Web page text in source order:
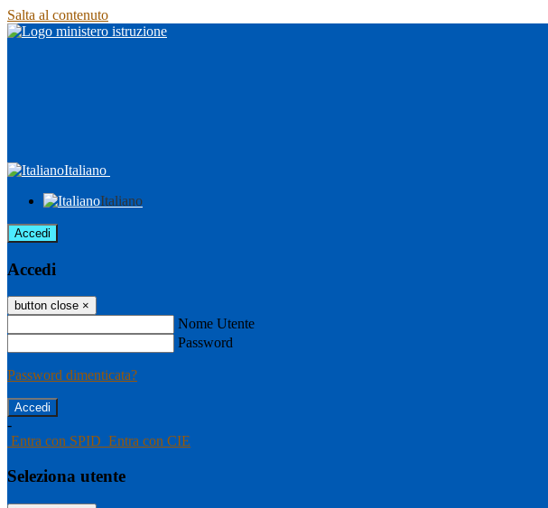
Salta al contenuto
Italiano
Italiano
Accedi
Accedi
button close ×
Nome Utente
Password
Password dimenticata?
-
Entra con SPID Entra con CIE
Seleziona utente